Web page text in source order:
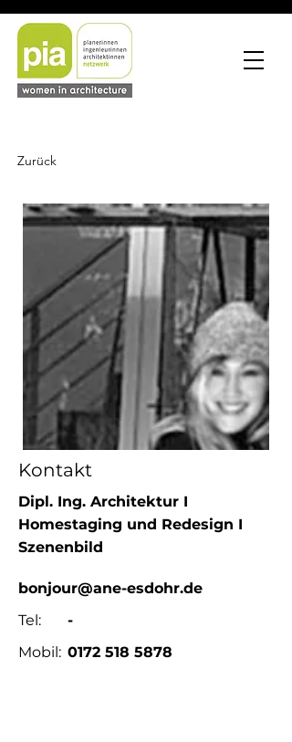
Zurück
Kontakt
Dipl. Ing. Architektur I
Homestaging und Redesign I
Szenenbild
bonjour@ane-esdohr.de
Tel:
-
Mobil: 0172 518 5878